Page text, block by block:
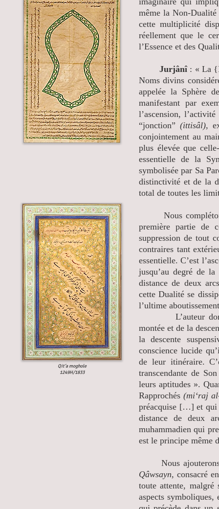
même la Non-
cette multiplicité
réellement que le
l’Essence et des
Jurjânî : « La
Noms divins
appelée la Sphère
manifestant par
l’ascension,
“jonction”(ittisâl),
conjointement au
plus élevée que
essentielle de la
symbolisée par Sa
distinctivité et de la
total de toutes les
Nous complétons
première partie de
suppression de tout
contraires tant
essentielle. C’est
jusqu’au degré de
distance de deux
cette Dualité se
l’ultime
L’auteur donne
montée et de la
la descente
conscience lucide
de leur itinéraire.
transcendante de
leurs aptitudes ».
Rapprochés (mi‘raj
préacquise […] et qui
distance de deux
muhammadien qui
est le principe même
Nous ajouterons
Qâwsayn, consacré
toute attente, malgré
aspects symboliques,
Qit‘a moghole
1249H/1833